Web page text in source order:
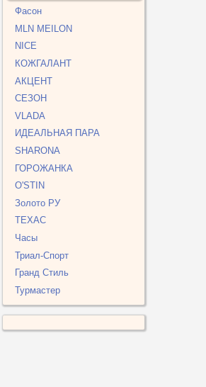
Фасон
MLN MEILON
NICE
КОЖГАЛАНТ
АКЦЕНТ
СЕЗОН
VLADA
ИДЕАЛЬНАЯ ПАРА
SHARONA
ГОРОЖАНКА
O'STIN
Золото РУ
ТЕХАС
Часы
Триал-Спорт
Гранд Стиль
Турмастер